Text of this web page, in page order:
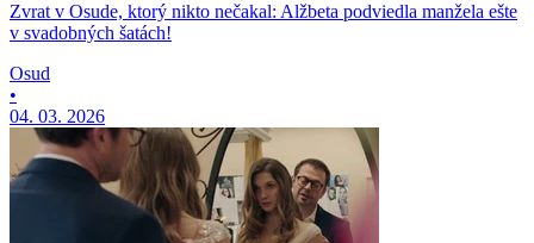
Zvrat v Osude, ktorý nikto nečakal: Alžbeta podviedla manžela ešte
v svadobných šatách!
Osud
•
04. 03. 2026